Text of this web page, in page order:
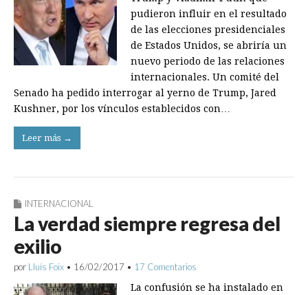
pudieron influir en el resultado
de las elecciones presidenciales
de Estados Unidos, se abriría un
nuevo periodo de las relaciones
internacionales. Un comité del
Senado ha pedido interrogar al yerno de Trump, Jared
Kushner, por los vínculos establecidos con…
Leer más →
INTERNACIONAL
La verdad siempre regresa del
exilio
por Lluís Foix • 16/02/2017 • 17 Comentarios
La confusión se ha instalado en